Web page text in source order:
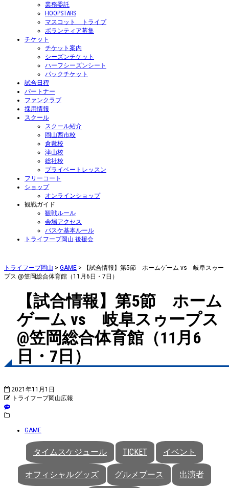
業務委託
HOOPSTARS
マスコット トライプ
ボランティア募集
チケット
チケット案内
シーズンチケット
ハーフシーズンシート
パックチケット
試合日程
パートナー
ファンクラブ
採用情報
スクール
スクール紹介
岡山西市校
倉敷校
津山校
総社校
プライベートレッスン
フリーコート
ショップ
オンラインショップ
観戦ガイド
観戦ルール
会場アクセス
バスケ基本ルール
トライフープ岡山 後援会
トライフープ岡山 > GAME >
【試合情報】第5節 ホームゲーム vs 岐阜スゥー
プス @笠岡総合体育館（11月6日・7日）
【試合情報】第5節 ホーム
ゲーム vs 岐阜スゥープス
@笠岡総合体育館（11月6
日・7日）
2021年11月1日
トライフープ岡山広報
GAME
タイムスケジュール TICKET イベント
オフィシャルグッズ グルメブース 出演者